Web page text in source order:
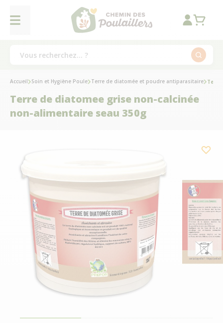
Accueil Soin et Hygiène Poule Terre de diatomée et poudre antiparasitaire
Terre de diatomee grise non-calcinée
non-alimentaire seau 350g